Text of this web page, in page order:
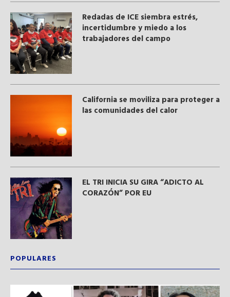
​Redadas de ICE siembra estrés,
incertidumbre y miedo a los
trabajadores del campo
California se moviliza para proteger a
las comunidades del calor
EL TRI INICIA SU GIRA “ADICTO AL
CORAZÓN” POR EU
POPULARES